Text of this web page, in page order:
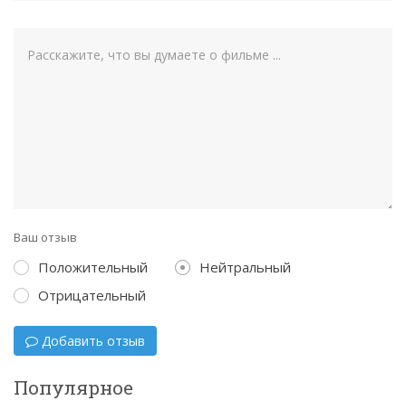
Ваш отзыв
Положительный
Нейтральный
Отрицательный
Добавить отзыв
Популярное